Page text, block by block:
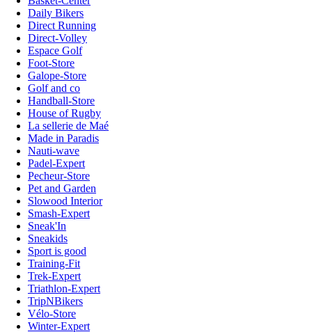
Daily Bikers
Direct Running
Direct-Volley
Espace Golf
Foot-Store
Galope-Store
Golf and co
Handball-Store
House of Rugby
La sellerie de Maé
Made in Paradis
Nauti-wave
Padel-Expert
Pecheur-Store
Pet and Garden
Slowood Interior
Smash-Expert
Sneak'In
Sneakids
Sport is good
Training-Fit
Trek-Expert
Triathlon-Expert
TripNBikers
Vélo-Store
Winter-Expert